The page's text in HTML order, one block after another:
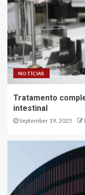
NOTÍCIAS
Tratamento
intestinal
September 19, 2025